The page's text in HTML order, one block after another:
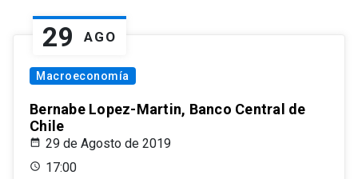
29 AGO
Macroeconomía
Bernabe Lopez-Martin, Banco Central de
Chile
29 de Agosto de 2019
17:00